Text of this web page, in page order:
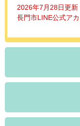
2026年7月28日更新
長門市LINE公式ア